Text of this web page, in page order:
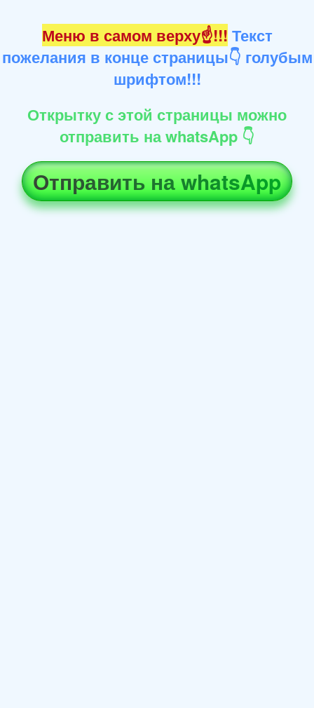
Меню в самом верху☝!!! Текст
пожелания в конце страницы👇 голубым
шрифтом!!!
Открытку с этой страницы можно
отправить на whatsApp 👇
Отправить на whatsApp